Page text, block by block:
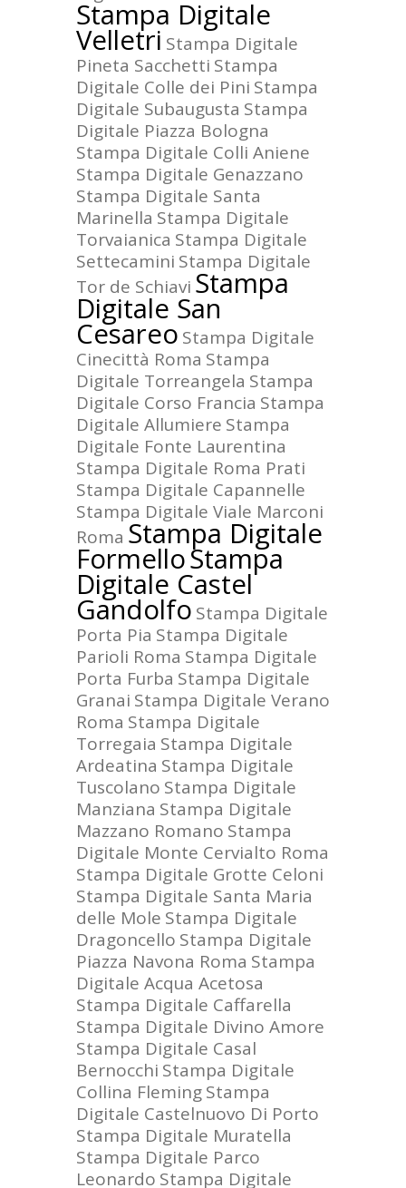
Stampa Digitale
Velletri Stampa Digitale
Pineta Sacchetti Stampa
Digitale Colle dei Pini Stampa
Digitale Subaugusta Stampa
Digitale Piazza Bologna
Stampa Digitale Colli Aniene
Stampa Digitale Genazzano
Stampa Digitale Santa
Marinella Stampa Digitale
Torvaianica Stampa Digitale
Settecamini Stampa Digitale
Tor de Schiavi Stampa
Digitale San
Cesareo Stampa Digitale
Cinecittà Roma Stampa
Digitale Torreangela Stampa
Digitale Corso Francia Stampa
Digitale Allumiere Stampa
Digitale Fonte Laurentina
Stampa Digitale Roma Prati
Stampa Digitale Capannelle
Stampa Digitale Viale Marconi
Roma Stampa Digitale
FormelloStampa
Digitale Castel
Gandolfo Stampa Digitale
Porta Pia Stampa Digitale
Parioli Roma Stampa Digitale
Porta Furba Stampa Digitale
Granai Stampa Digitale Verano
Roma Stampa Digitale
Torregaia Stampa Digitale
Ardeatina Stampa Digitale
Tuscolano Stampa Digitale
Manziana Stampa Digitale
Mazzano Romano Stampa
Digitale Monte Cervialto Roma
Stampa Digitale Grotte Celoni
Stampa Digitale Santa Maria
delle Mole Stampa Digitale
Dragoncello Stampa Digitale
Piazza Navona Roma Stampa
Digitale Acqua Acetosa
Stampa Digitale Caffarella
Stampa Digitale Divino Amore
Stampa Digitale Casal
Bernocchi Stampa Digitale
Collina FlemingStampa
Digitale Castelnuovo Di Porto
Stampa Digitale Muratella
Stampa Digitale Parco
Leonardo Stampa Digitale